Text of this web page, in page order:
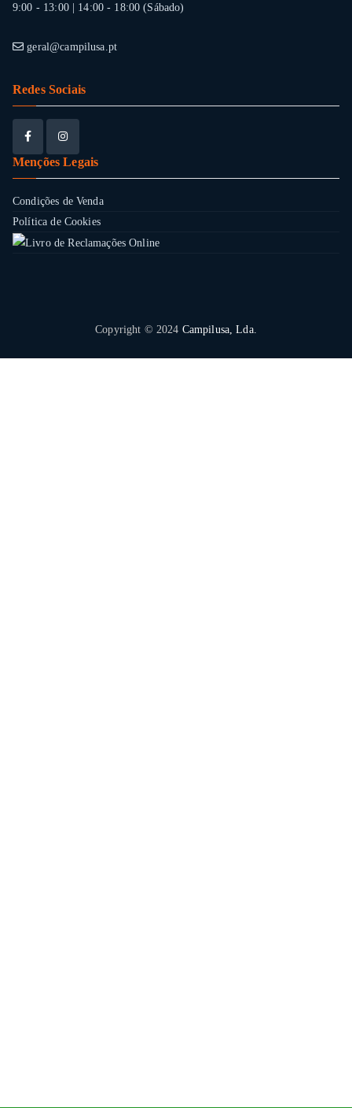
9:00 - 13:00 | 14:00 - 18:00 (Sábado)
geral@campilusa.pt
Redes Sociais
Menções Legais
Condições de Venda
Política de Cookies
Copyright © 2024 Campilusa, Lda.